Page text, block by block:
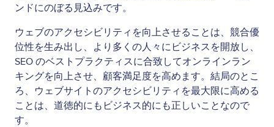
ンドにのぼる見込みです。
ウェブのアクセシビリティを向上させることは、競合優
位性を生み出し、より多くの人々にビジネスを開放し、
SEO のベストプラクティスに合致してオンラインラン
キングを向上させ、顧客満足度を高めます。結局のとこ
ろ、ウェブサイトのアクセシビリティを最大限に高める
ことは、道徳的にもビジネス的にも正しいことなので
す。